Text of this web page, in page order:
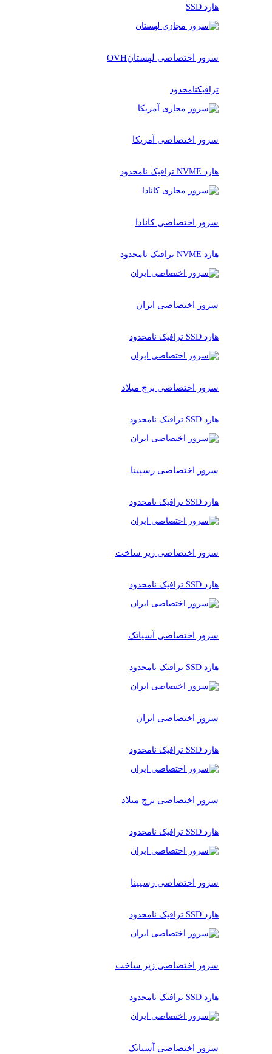
هارد SSD
سرور اختصاصی لهستانOVH
ترافیکنامحدود
سرور اختصاصی آمریکا
هارد NVME ترافیک نامحدود
سرور اختصاصی کانادا
هارد NVME ترافیک نامحدود
سرور اختصاصی ایران
هارد SSD ترافیک نامحدود
سرور اختصاصی برچ میلاد
هارد SSD ترافیک نامحدود
سرور اختصاصی رسپینا
هارد SSD ترافیک نامحدود
سرور اختصاصی زیر ساخت
هارد SSD ترافیک نامحدود
سرور اختصاصی آسیاتک
هارد SSD ترافیک نامحدود
سرور اختصاصی ایران
هارد SSD ترافیک نامحدود
سرور اختصاصی برچ میلاد
هارد SSD ترافیک نامحدود
سرور اختصاصی رسپینا
هارد SSD ترافیک نامحدود
سرور اختصاصی زیر ساخت
هارد SSD ترافیک نامحدود
سرور اختصاصی آسیاتک